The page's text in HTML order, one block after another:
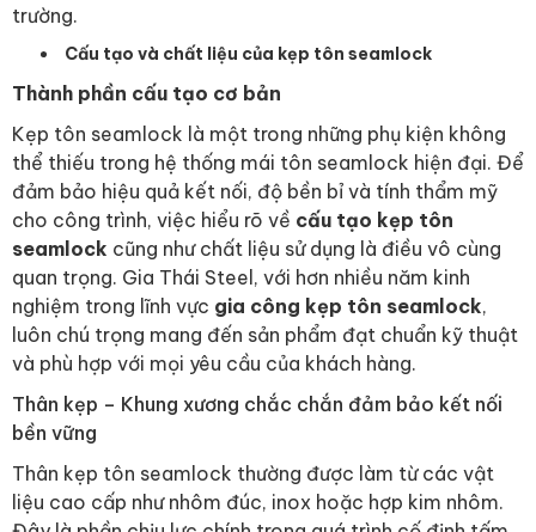
trường.
Cấu tạo và chất liệu của kẹp tôn seamlock
Thành phần cấu tạo cơ bản
Kẹp tôn seamlock là một trong những phụ kiện không
thể thiếu trong hệ thống mái tôn seamlock hiện đại. Để
đảm bảo hiệu quả kết nối, độ bền bỉ và tính thẩm mỹ
cho công trình, việc hiểu rõ về cấu tạo kẹp tôn
seamlock cũng như chất liệu sử dụng là điều vô cùng
quan trọng. Gia Thái Steel, với hơn nhiều năm kinh
nghiệm trong lĩnh vực gia công kẹp tôn seamlock,
luôn chú trọng mang đến sản phẩm đạt chuẩn kỹ thuật
và phù hợp với mọi yêu cầu của khách hàng.
Thân kẹp – Khung xương chắc chắn đảm bảo kết nối
bền vững
Thân kẹp tôn seamlock thường được làm từ các vật
liệu cao cấp như nhôm đúc, inox hoặc hợp kim nhôm.